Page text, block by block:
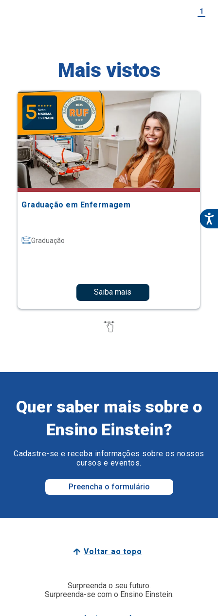
1
Mais vistos
Graduação em Enfermagem
Graduação
Saiba mais
Quer saber mais sobre o
Ensino Einstein?
Cadastre-se e receba informações sobre os nossos
cursos e eventos.
Preencha o formulário
Voltar ao topo
Surpreenda o seu futuro.
Surpreenda-se com o Ensino Einstein.